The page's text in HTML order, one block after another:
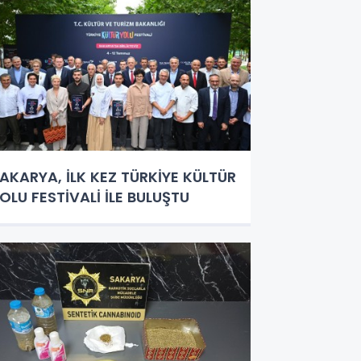
İLK KEZ TÜRKİYE KÜLTÜR
FESTİVALİ İLE BULUŞTU